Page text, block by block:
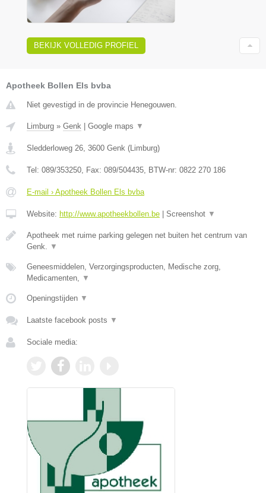
BEKIJK VOLLEDIG PROFIEL
Apotheek Bollen Els bvba
Niet gevestigd in de provincie Henegouwen.
Limburg » Genk | Google maps ▼
Sledderloweg 26 3600 Genk (Limburg)
Tel: 089/353250 , Fax: 089/504435 , BTW-nr: 0822 270 186
E-mail › Apotheek Bollen Els bvba
Website: http://www.apotheekbollen.be | Screenshot ▼
Apotheek met ruime parking gelegen net buiten het centrum van
Genk.
▼
Geneesmiddelen, Verzorgingsproducten, Medische zorg,
Medicamenten,
▼
Openingstijden ▼
Laatste facebook posts ▼
Sociale media: